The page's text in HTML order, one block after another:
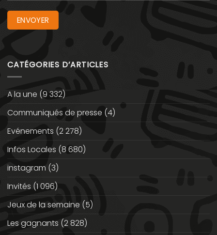
CATÉGORIES D’ARTICLES
A la une (9 332)
Communiqués de presse (4)
Evénements (2 278)
Infos Locales (8 680)
instagram (3)
Invités (1 096)
Jeux de la semaine (5)
Les gagnants (2 828)